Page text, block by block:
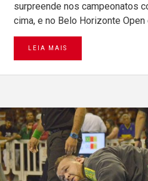
surpreende nos campeonatos
cima, e no Belo Horizonte
LEIA MAIS